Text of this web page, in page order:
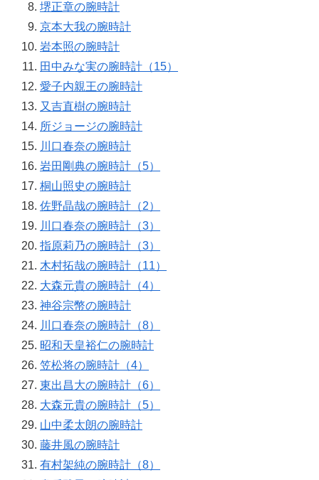
堺正章の腕時計
京本大我の腕時計
岩本照の腕時計
田中みな実の腕時計（15）
愛子内親王の腕時計
又吉直樹の腕時計
所ジョージの腕時計
川口春奈の腕時計
岩田剛典の腕時計（5）
桐山照史の腕時計
佐野晶哉の腕時計（2）
川口春奈の腕時計（3）
指原莉乃の腕時計（3）
木村拓哉の腕時計（11）
大森元貴の腕時計（4）
神谷宗幣の腕時計
川口春奈の腕時計（8）
昭和天皇裕仁の腕時計
笠松将の腕時計（4）
東出昌大の腕時計（6）
大森元貴の腕時計（5）
山中柔太朗の腕時計
藤井風の腕時計
有村架純の腕時計（8）